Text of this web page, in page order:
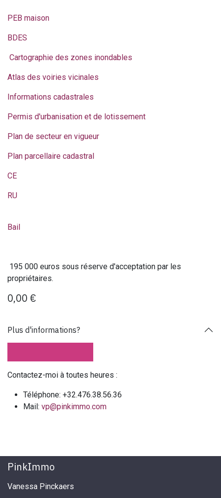
PEB maison
BDES
Cartographie des zones inondables
Atlas des voiries vicinales
Informations cadastrales
Permis d'urbanisation et de lotissement
Plan de secteur en vigueur
Plan parcellaire cadastral
CE
RU
Bail
195 000 euros sous réserve d'acceptation par les
propriétaires.
0,00 €
Plus d'informations?
Contactez-moi à toutes heures :
Téléphone: +32.476.38.56.36
Mail: vp@pinkimmo.com
PinkImmo
Vanessa Pinckaers